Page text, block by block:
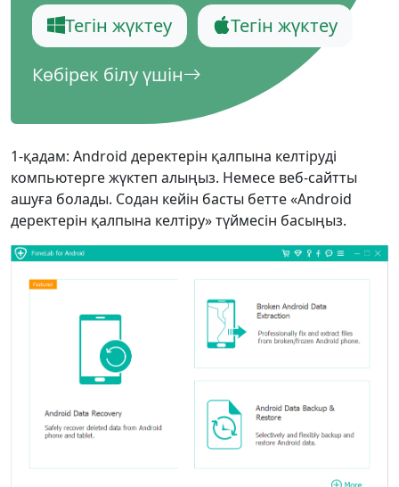
Тегін жүктеу Тегін жүктеу
Көбірек білу үшін
1-қадам: Android деректерін қалпына келтіруді
компьютерге жүктеп алыңыз. Немесе веб-сайтты
ашуға болады. Содан кейін басты бетте «Android
деректерін қалпына келтіру» түймесін басыңыз.
Dansk Ελληνικά
Türk
русский
हिंदी
தமிழ்
Bahasa Melayu
ไทย
Română
Polskie
Gaeilge
繁體中文